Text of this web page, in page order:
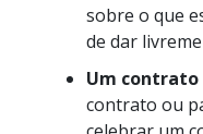
sobre o que
de dar
Um contrato
contrato ou